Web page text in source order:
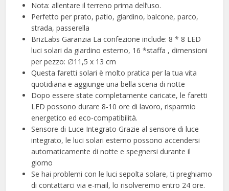
Nota: allentare il terreno prima dell’uso.
Perfetto per prato, patio, giardino, balcone, parco,
strada, passerella
BrizLabs Garanzia La confezione include: 8 * 8 LED
luci solari da giardino esterno, 16 *staffa , dimensioni
per pezzo: ∅11,5 x 13 cm
Questa faretti solari è molto pratica per la tua vita
quotidiana e aggiunge una bella scena di notte
Dopo essere state completamente caricate, le faretti
LED possono durare 8-10 ore di lavoro, risparmio
energetico ed eco-compatibilità.
Sensore di Luce Integrato Grazie al sensore di luce
integrato, le luci solari esterno possono accendersi
automaticamente di notte e spegnersi durante il
giorno
Se hai problemi con le luci sepolta solare, ti preghiamo
di contattarci via e-mail, lo risolveremo entro 24 ore.